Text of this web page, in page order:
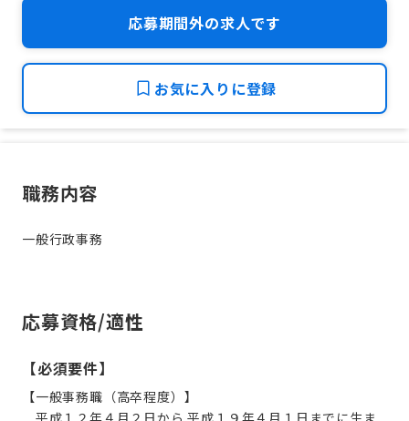
応募期間外の求人です
お気に入りに登録
職務内容
一般行政事務
応募資格/適性
【必須要件】
【一般事務職（高卒程度）】
平成１２年４月２日から 平成１９年４月１日までに生ま